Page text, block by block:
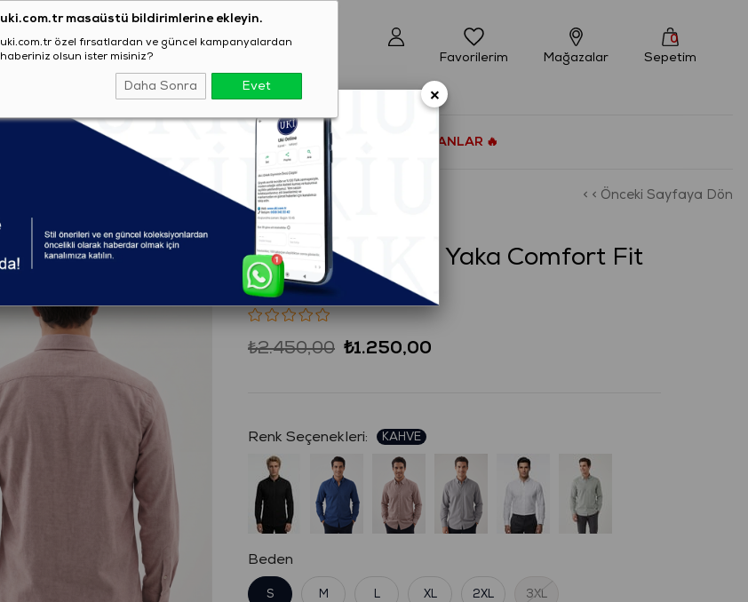
uki.com.tr masaüstü bildirimlerine ekleyin.
uki.com.tr özel fırsatlardan ve güncel kampanyalardan
haberiniz olsun ister misiniz?
Daha Sonra Evet
Sepetim
0
Mağazalar
Favorilerim
AYAKKABI T-SHIRT ÇOK SATANLAR 🔥
< < Önceki Sayfaya Dön
(1304C0620056)
KAHVE Düğmeli Yaka Comfort Fit
Şamre Gömlek
₺2.450,00 ₺1.250,00
:
Beden
S M L XL 2XL 3XL
×